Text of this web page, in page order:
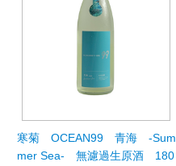
寒菊 OCEAN99 青海 -Sum
mer Sea- 無濾過生原酒 180